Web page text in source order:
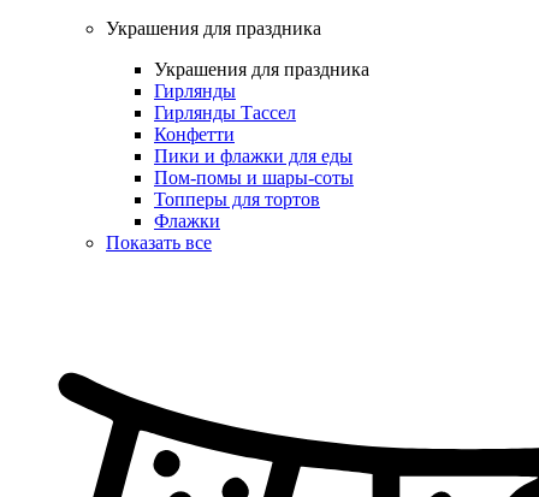
Украшения для праздника
Украшения для праздника
Гирлянды
Гирлянды Тассел
Конфетти
Пики и флажки для еды
Пом-помы и шары-соты
Топперы для тортов
Флажки
Показать все